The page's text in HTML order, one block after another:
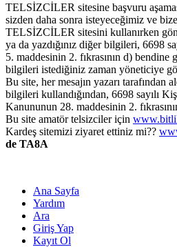
TELSİZCİLER sitesine başvuru
sizden daha sonra isteyeceğimiz ve
TELSİZCİLER sitesini kullanırken
ya da yazdığınız diğer bilgileri, 6698
5. maddesinin 2. fıkrasının d)
bilgileri istediğiniz zaman yöneticiye
Bu site, her mesajın yazarı tarafından
bilgileri kullandığından, 6698 sayılı
Kanununun 28. maddesinin 2.
Bu site amatör telsizciler için
Kardeş sitemizi ziyaret ettiniz mi??
de TA8A
Ana Sayfa
Yardım
Ara
Giriş Yap
Kayıt Ol